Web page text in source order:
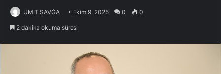
ÜMİT SAVĞA Ekim 9, 2025 0 0
2 dakika okuma süresi